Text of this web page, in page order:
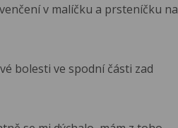
v malíčku a prsteníčku na
bolesti ve spodní části zad